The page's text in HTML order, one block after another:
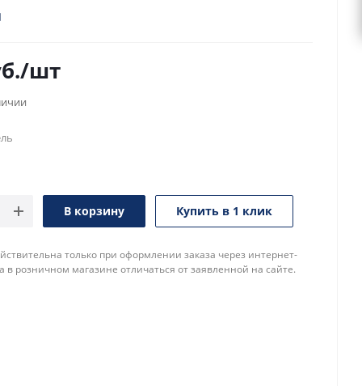
/шт
В корзину Купить в 1 клик
только при оформлении заказа через интернет-
в розничном магазине отличаться от заявленной на сайте.